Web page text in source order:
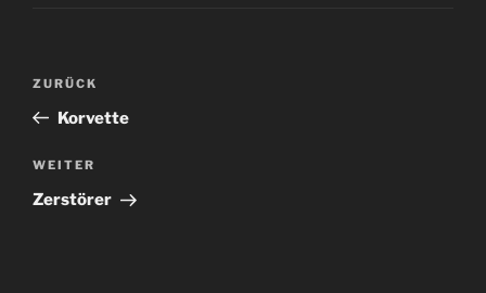
Beitragsnavigation
Vorheriger
Beitrag
ZURÜCK
Korvette
Nächster
Beitrag
WEITER
Zerstörer